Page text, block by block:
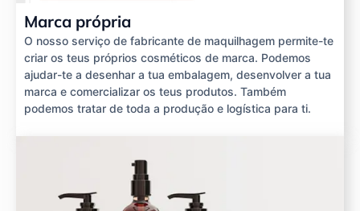
Marca própria
O nosso serviço de fabricante de maquilhagem permite-te
criar os teus próprios cosméticos de marca. Podemos
ajudar-te a desenhar a tua embalagem, desenvolver a tua
marca e comercializar os teus produtos. Também
podemos tratar de toda a produção e logística para ti.